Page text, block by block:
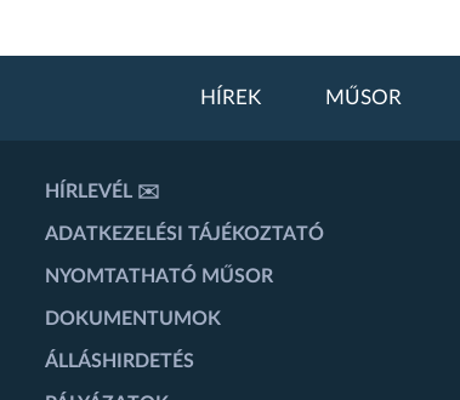
HÍREK MŰSOR
HÍRLEVÉL ✉️
ADATKEZELÉSI TÁJÉKOZTATÓ
NYOMTATHATÓ MŰSOR
DOKUMENTUMOK
ÁLLÁSHIRDETÉS